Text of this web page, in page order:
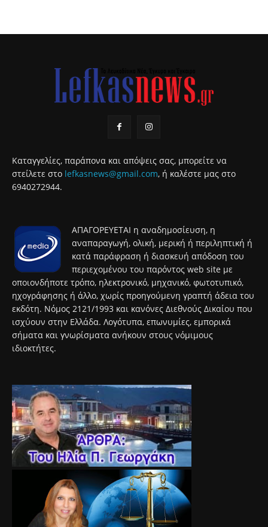
Καταγγελίες, παράπονα και απόψεις σας, μπορείτε να
στείλετε στο lefkasnews@gmail.com, ή καλέστε μας στο
6940272944.
ΑΠΑΓΟΡΕΥΕΤΑΙ η αναδημοσίευση, η
αναπαραγωγή, ολική, μερική ή περιληπτική ή
κατά παράφραση ή διασκευή απόδοση του
περιεχομένου του παρόντος web site με
οποιονδήποτε τρόπο, ηλεκτρονικό, μηχανικό, φωτοτυπικό,
ηχογράφησης ή άλλο, χωρίς προηγούμενη γραπτή άδεια του
εκδότη. Νόμος 2121/1993 και κανόνες Διεθνούς Δικαίου που
ισχύουν στην Ελλάδα. Λογότυπα, επωνυμίες, εμπορικά
σήματα και γνωρίσματα ανήκουν στους νόμιμους
ιδιοκτήτες.